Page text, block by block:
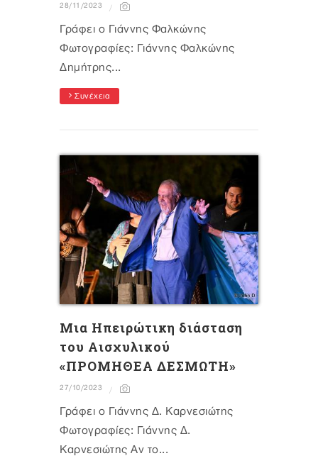
28/11/2023
Γράφει ο Γιάννης Φαλκώνης
Φωτογραφίες: Γιάννης Φαλκώνης
Δημήτρης...
Συνέχεια
Μια Ηπειρώτικη διάσταση
του Αισχυλικού
«ΠΡΟΜΗΘΕΑ ΔΕΣΜΩΤΗ»
27/10/2023
Γράφει ο Γιάννης Δ. Καρνεσιώτης
Φωτογραφίες: Γιάννης Δ.
Καρνεσιώτης Αν το...